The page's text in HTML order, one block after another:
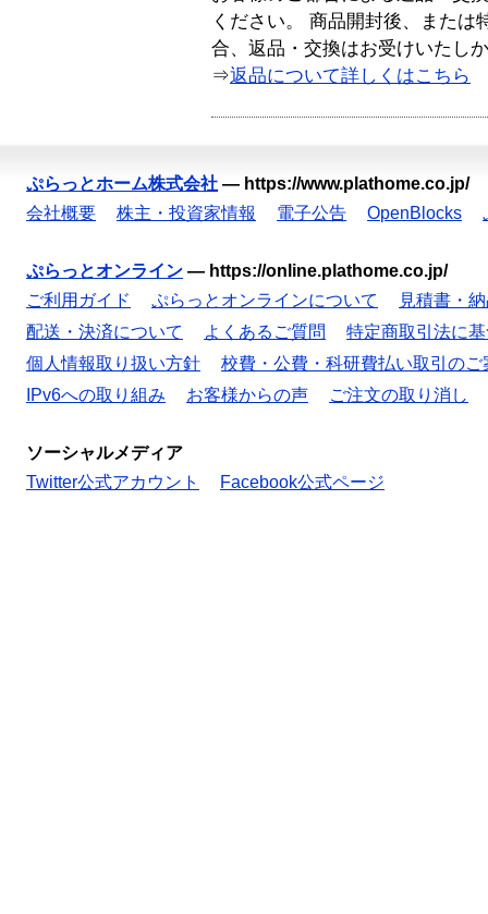
ください。 商品開封後、または
合、返品・交換はお受けいたし
⇒返品について詳しくはこちら
ぷらっとホーム株式会社 — https://www.plathome.co.jp/
会社概要
株主・投資家情報 電子公告 OpenBlocks
ぷらっとオンライン — https://online.plathome.co.jp/
ご利用ガイド
ぷらっとオンラインについて
見積書・
配送・決済について
よくあるご質問
特定商取引法に
個人情報取り扱い方針
校費・公費・科研費払い取引のご
IPv6への取り組み
お客様からの声 ご注文の取り消し
ソーシャルメディア
Twitter公式アカウント
Facebook公式ページ